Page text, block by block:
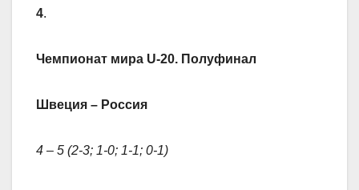
4.
Чемпионат мира U-20. Полуфинал
Швеция – Россия
4 – 5 (2-3; 1-0; 1-1; 0-1)